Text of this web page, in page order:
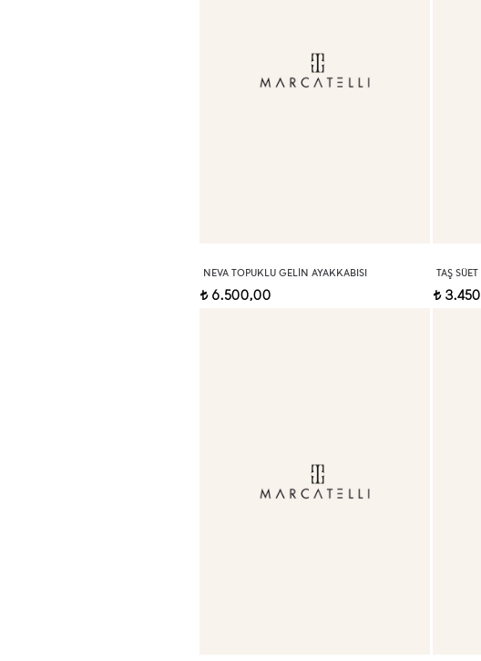
NEVA TOPUKLU GELIN AYAKKABISI
t6.500,00
TAŞ
t